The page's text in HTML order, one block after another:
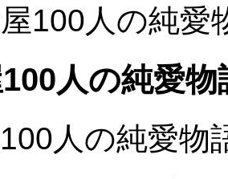
100人の純愛
人の純愛物
人の純愛物